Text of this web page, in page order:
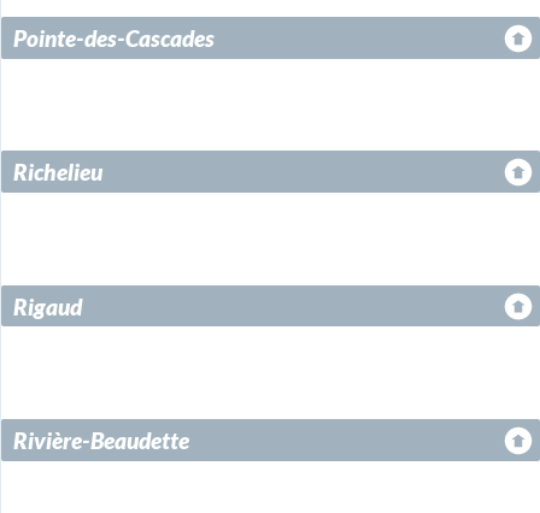
Pointe-des-Cascades
Richelieu
Rigaud
Rivière-Beaudette